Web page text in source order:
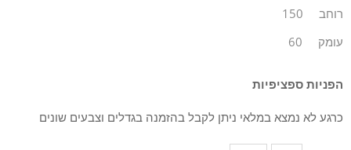
רוחב
150
עומק
60
הפניות ספציפיות
כרגע לא נמצא במלאי ניתן לקבל בהזמנה בגדלים וצבעים שונים